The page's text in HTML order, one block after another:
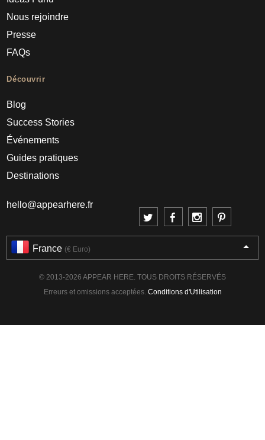
Nous rejoindre
Presse
FAQs
Découvrir
Blog
Success Stories
Événements
Guides pratiques
Destinations
hello@appearhere.fr
France (€ Euro)
© 2013-2026 APPEAR HERE. TOUS DROITS RÉSERVÉS
Erreurs et omissions acceptées. Conditions d'Utilisation